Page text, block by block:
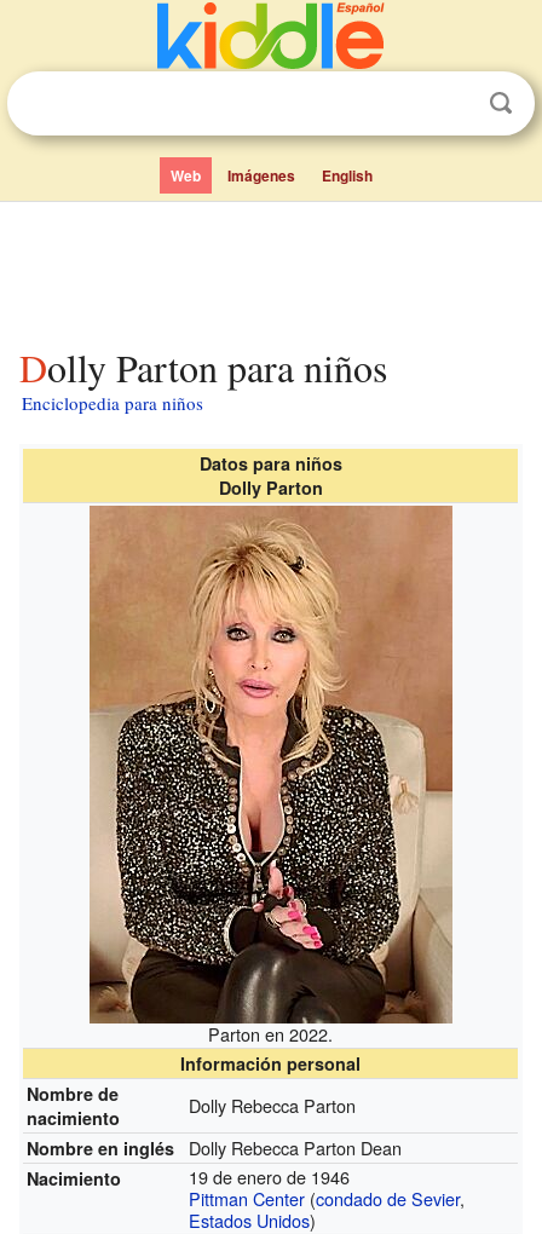
Web Imágenes English
Dolly Parton para niños
Enciclopedia para niños
Datos para niños
Dolly Parton
Parton en 2022.
Información personal
Nombre de
nacimiento
Dolly Rebecca Parton
Nombre en inglés Dolly Rebecca Parton Dean
Nacimiento
19 de enero de 1946
Pittman Center (condado de Sevier,
Estados Unidos)